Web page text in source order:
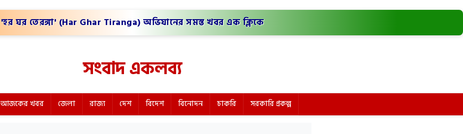
'হর ঘর তেরঙ্গা' (Har Ghar Tiranga) অভিযানের সমস্ত খবর এক ক্লিকে
সংবাদ একলব্য
আজকের খবর জেলা রাজ্য দেশ বিদেশ বিনোদন চাকরি সরকারি প্রকল্প